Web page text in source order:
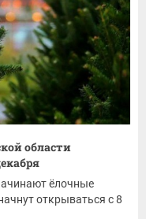
области
ёлочные
открываться с 8